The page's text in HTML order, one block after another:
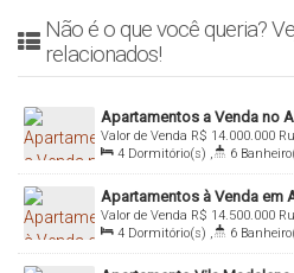
Não é o que você queria?
relacionados!
Apartamentos a Venda no
e 4 Vagas
R$ 14.000.000
Valor de Venda
Pinheiros, 05429-040, Pinheiros,
4 Dormitório(s) , 6
Sala(s) , 4 Suíte(s) , Total:
346.00m²
Apartamentos à Venda em
R$ 14.500.000
Valor de Venda
Lima, 05429-040, Pinheiros, São
4 Dormitório(s) , 6
Sala(s) , 4 Suíte(s) , Total: